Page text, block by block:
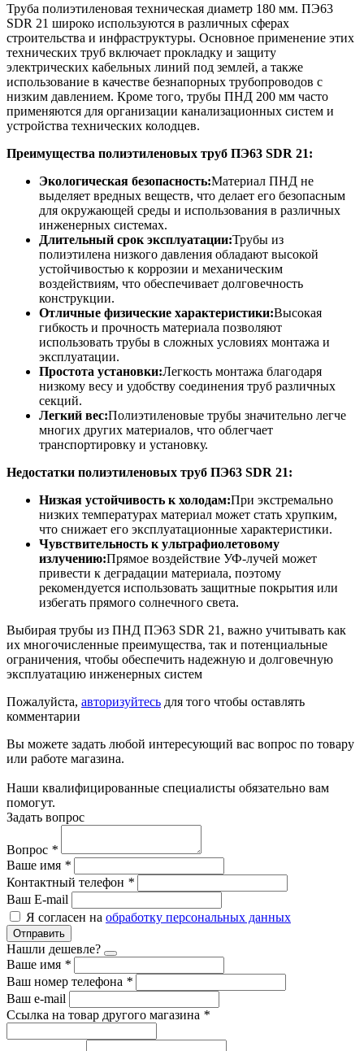
Труба полиэтиленовая техническая диаметр 180 мм. ПЭ63
SDR 21 широко используются в различных сферах
строительства и инфраструктуры. Основное применение этих
технических труб включает прокладку и защиту
электрических кабельных линий под землей, а также
использование в качестве безнапорных трубопроводов с
низким давлением. Кроме того, трубы ПНД 200 мм часто
применяются для организации канализационных систем и
устройства технических колодцев.
Преимущества полиэтиленовых труб ПЭ63 SDR 21:
Экологическая безопасность:Материал ПНД не
выделяет вредных веществ, что делает его безопасным
для окружающей среды и использования в различных
инженерных системах.
Длительный срок эксплуатации:Трубы из
полиэтилена низкого давления обладают высокой
устойчивостью к коррозии и механическим
воздействиям, что обеспечивает долговечность
конструкции.
Отличные физические характеристики:Высокая
гибкость и прочность материала позволяют
использовать трубы в сложных условиях монтажа и
эксплуатации.
Простота установки:Легкость монтажа благодаря
низкому весу и удобству соединения труб различных
секций.
Легкий вес:Полиэтиленовые трубы значительно легче
многих других материалов, что облегчает
транспортировку и установку.
Недостатки полиэтиленовых труб ПЭ63 SDR 21:
Низкая устойчивость к холодам:При экстремально
низких температурах материал может стать хрупким,
что снижает его эксплуатационные характеристики.
Чувствительность к ультрафиолетовому
излучению:Прямое воздействие УФ-лучей может
привести к деградации материала, поэтому
рекомендуется использовать защитные покрытия или
избегать прямого солнечного света.
Выбирая трубы из ПНД ПЭ63 SDR 21, важно учитывать как
их многочисленные преимущества, так и потенциальные
ограничения, чтобы обеспечить надежную и долговечную
эксплуатацию инженерных систем
Пожалуйста, авторизуйтесь для того чтобы оставлять
комментарии
Вы можете задать любой интересующий вас вопрос по товару
или работе магазина.
Наши квалифицированные специалисты обязательно вам
помогут.
Задать вопрос
Вопрос *
Ваше имя *
Контактный телефон *
Ваш E-mail
Я согласен на обработку персональных данных
Отправить
Нашли дешевле?
Ваше имя *
Ваш номер телефона *
Ваш e-mail
Ссылка на товар другого магазина *